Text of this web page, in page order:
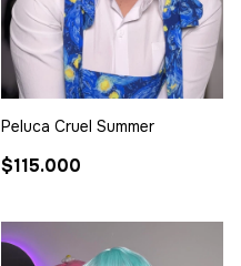
Peluca Cruel Summer
$115.000